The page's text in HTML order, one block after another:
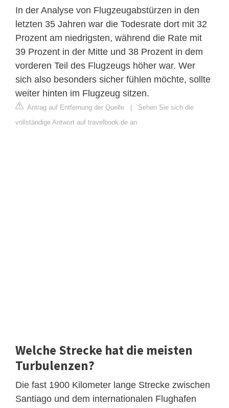
In der Analyse von Flugzeugabstürzen in den
letzten 35 Jahren war die Todesrate dort mit 32
Prozent am niedrigsten, während die Rate mit
39 Prozent in der Mitte und 38 Prozent in dem
vorderen Teil des Flugzeugs höher war. Wer
sich also besonders sicher fühlen möchte, sollte
weiter hinten im Flugzeug sitzen.
Antrag auf Entfernung der Quelle
Sehen Sie sich die
vollständige Antwort auf travelbook.de an
Welche Strecke hat die meisten
Turbulenzen?
Die fast 1900 Kilometer lange Strecke zwischen
Santiago und dem internationalen Flughafen